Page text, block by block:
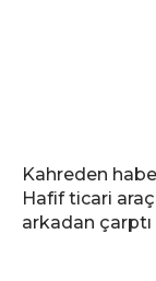
Kahreden
Hafif ticari araç
arkadan çarptı